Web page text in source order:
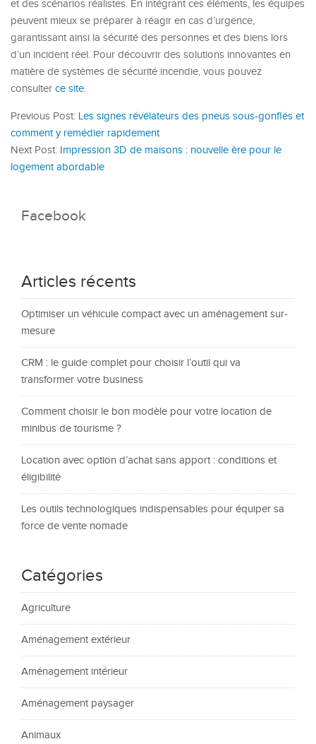
et des scénarios réalistes. En intégrant ces éléments, les équipes
peuvent mieux se préparer à réagir en cas d’urgence,
garantissant ainsi la sécurité des personnes et des biens lors
d’un incident réel. Pour découvrir des solutions innovantes en
matière de systèmes de sécurité incendie, vous pouvez
consulter ce site.
Previous Post: Les signes révélateurs des pneus sous-gonflés et
comment y remédier rapidement
Next Post: Impression 3D de maisons : nouvelle ère pour le
logement abordable
Facebook
Articles récents
Optimiser un véhicule compact avec un aménagement sur-
mesure
CRM : le guide complet pour choisir l’outil qui va
transformer votre business
Comment choisir le bon modèle pour votre location de
minibus de tourisme ?
Location avec option d’achat sans apport : conditions et
éligibilité
Les outils technologiques indispensables pour équiper sa
force de vente nomade
Catégories
Agriculture
Aménagement extérieur
Aménagement intérieur
Aménagement paysager
Animaux